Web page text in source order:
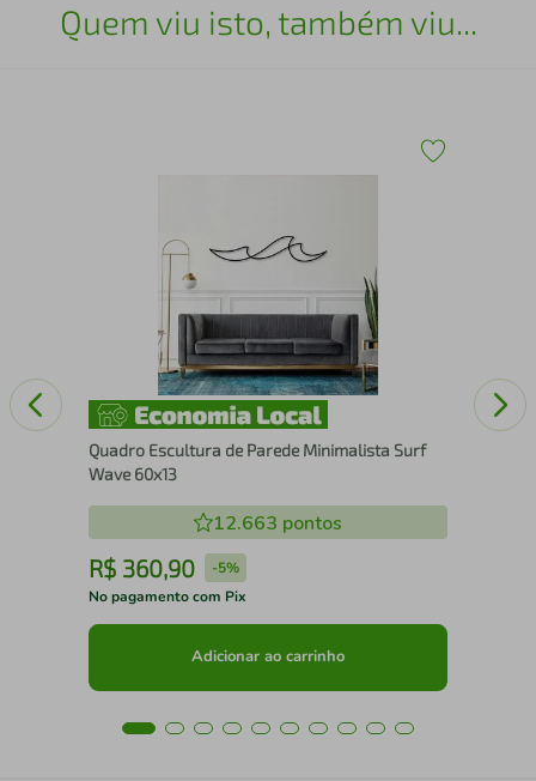
Quem viu isto, também viu...
Quadro Escultura de Parede Minimalista Surf
Wave 60x13
12.663 pontos
R$ 360,90 -5%
No pagamento com Pix
Adicionar ao carrinho